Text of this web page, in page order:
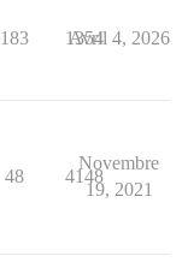
183 1354
Avril 4, 2026
48 4148
Novembre
19, 2021